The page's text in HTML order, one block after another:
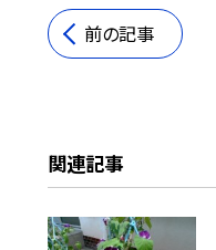
前の記事
関連記事